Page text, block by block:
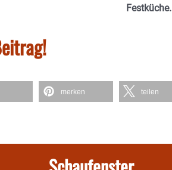
Festküche.
merken teilen